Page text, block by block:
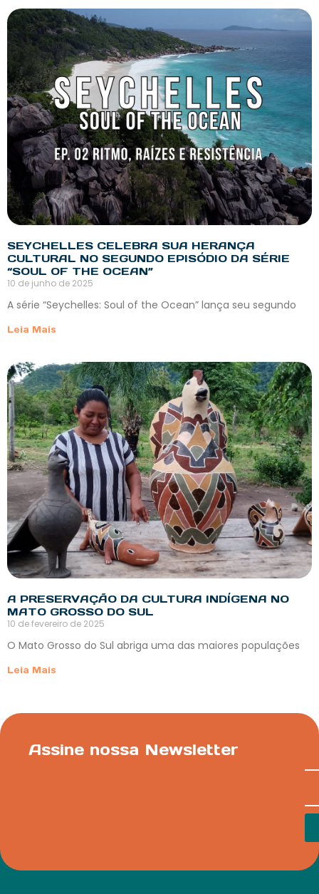
SEYCHELLES CELEBRA SUA HERANÇA
CULTURAL NO SEGUNDO EPISÓDIO DA SÉRIE
“SOUL OF THE OCEAN”
10 de junho de 2025
A série “Seychelles: Soul of the Ocean” lança seu segundo
Leia Mais
A PRESERVAÇÃO DA CULTURA INDÍGENA NO
MATO GROSSO DO SUL
10 de fevereiro de 2025
O Mato Grosso do Sul abriga uma das maiores populações
Leia Mais
Assine nossa Newsletter